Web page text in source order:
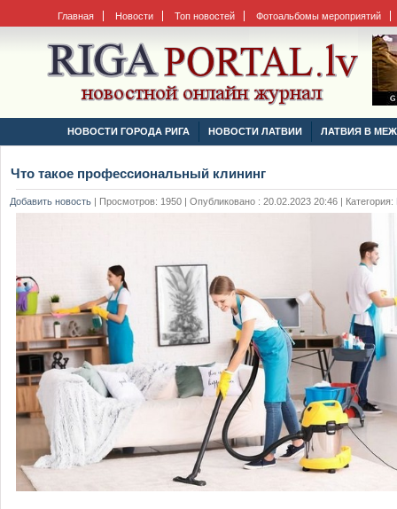
Главная Новости Топ новостей Фотоальбомы мероприятий
НОВОСТИ ГОРОДА РИГА НОВОСТИ ЛАТВИИ ЛАТВИЯ В
Что такое профессиональный клининг
Добавить новость | Просмотров: 1950 | Опубликовано : 20.02.2023 20:46 | Категория: